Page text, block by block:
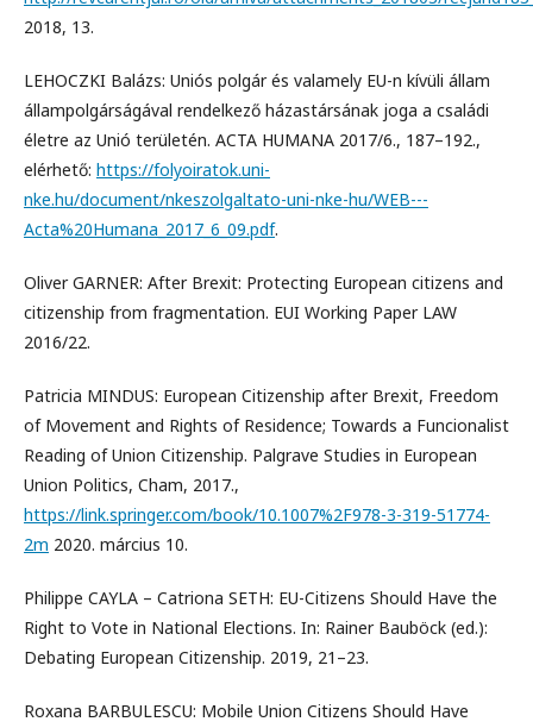
2018, 13.
LEHOCZKI Balázs: Uniós polgár és valamely EU-n kívüli állam
állampolgárságával rendelkező házastársának joga a családi
életre az Unió területén. ACTA HUMANA 2017/6., 187–192.,
elérhető: https://folyoiratok.uni-
nke.hu/document/nkeszolgaltato-uni-nke-hu/WEB---
Acta%20Humana_2017_6_09.pdf.
Oliver GARNER: After Brexit: Protecting European citizens and
citizenship from fragmentation. EUI Working Paper LAW
2016/22.
Patricia MINDUS: European Citizenship after Brexit, Freedom
of Movement and Rights of Residence; Towards a Funcionalist
Reading of Union Citizenship. Palgrave Studies in European
Union Politics, Cham, 2017.,
https://link.springer.com/book/10.1007%2F978-3-319-51774-
2m 2020. március 10.
Philippe CAYLA – Catriona SETH: EU-Citizens Should Have the
Right to Vote in National Elections. In: Rainer Bauböck (ed.):
Debating European Citizenship. 2019, 21–23.
Roxana BARBULESCU: Mobile Union Citizens Should Have